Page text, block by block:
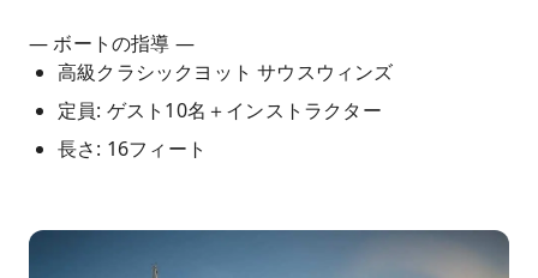
— ボートの指導 —
高級クラシックヨット サウスウィンズ
定員: ゲスト10名＋インストラクター
長さ: 16フィート